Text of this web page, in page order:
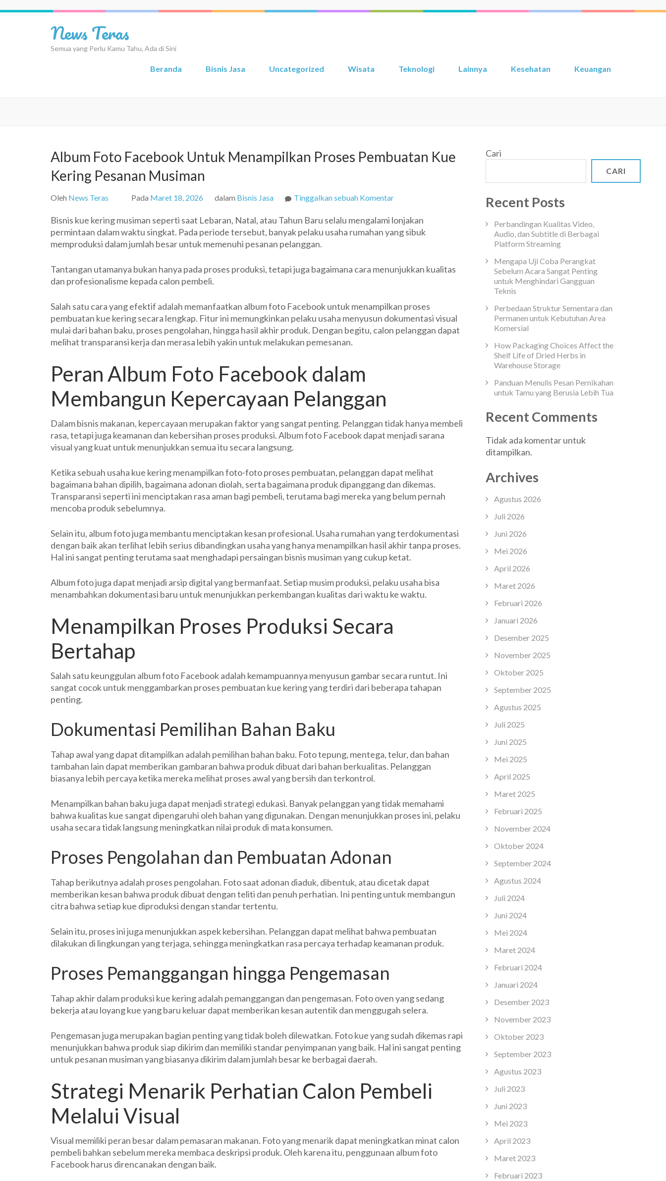
News Teras
Semua yang Perlu Kamu Tahu, Ada di Sini
Beranda Bisnis Jasa Uncategorized Wisata Teknologi Lainnya Kesehatan Keuangan
Album Foto Facebook Untuk Menampilkan Proses Pembuatan Kue
Kering Pesanan Musiman
Oleh News Teras Pada Maret 18, 2026 dalam Bisnis Jasa Tinggalkan sebuah Komentarpada
Foto
Facebook
Proses
Kering
Pesanan
Musiman
Bisnis kue kering musiman seperti saat Lebaran, Natal, atau Tahun Baru selalu mengalami lonjakan
permintaan dalam waktu singkat. Pada periode tersebut, banyak pelaku usaha rumahan yang sibuk
memproduksi dalam jumlah besar untuk memenuhi pesanan pelanggan.
Tantangan utamanya bukan hanya pada proses produksi, tetapi juga bagaimana cara menunjukkan kualitas
dan profesionalisme kepada calon pembeli.
Salah satu cara yang efektif adalah memanfaatkan album foto Facebook untuk menampilkan proses
pembuatan kue kering secara lengkap. Fitur ini memungkinkan pelaku usaha menyusun dokumentasi visual
mulai dari bahan baku, proses pengolahan, hingga hasil akhir produk. Dengan begitu, calon pelanggan dapat
melihat transparansi kerja dan merasa lebih yakin untuk melakukan pemesanan.
Peran Album Foto Facebook dalam
Membangun Kepercayaan Pelanggan
Dalam bisnis makanan, kepercayaan merupakan faktor yang sangat penting. Pelanggan tidak hanya membeli
rasa, tetapi juga keamanan dan kebersihan proses produksi. Album foto Facebook dapat menjadi sarana
visual yang kuat untuk menunjukkan semua itu secara langsung.
Ketika sebuah usaha kue kering menampilkan foto-foto proses pembuatan, pelanggan dapat melihat
bagaimana bahan dipilih, bagaimana adonan diolah, serta bagaimana produk dipanggang dan dikemas.
Transparansi seperti ini menciptakan rasa aman bagi pembeli, terutama bagi mereka yang belum pernah
mencoba produk sebelumnya.
Selain itu, album foto juga membantu menciptakan kesan profesional. Usaha rumahan yang terdokumentasi
dengan baik akan terlihat lebih serius dibandingkan usaha yang hanya menampilkan hasil akhir tanpa proses.
Hal ini sangat penting terutama saat menghadapi persaingan bisnis musiman yang cukup ketat.
Album foto juga dapat menjadi arsip digital yang bermanfaat. Setiap musim produksi, pelaku usaha bisa
menambahkan dokumentasi baru untuk menunjukkan perkembangan kualitas dari waktu ke waktu.
Menampilkan Proses Produksi Secara
Bertahap
Salah satu keunggulan album foto Facebook adalah kemampuannya menyusun gambar secara runtut. Ini
sangat cocok untuk menggambarkan proses pembuatan kue kering yang terdiri dari beberapa tahapan
penting.
Dokumentasi Pemilihan Bahan Baku
Tahap awal yang dapat ditampilkan adalah pemilihan bahan baku. Foto tepung, mentega, telur, dan bahan
tambahan lain dapat memberikan gambaran bahwa produk dibuat dari bahan berkualitas. Pelanggan
biasanya lebih percaya ketika mereka melihat proses awal yang bersih dan terkontrol.
Menampilkan bahan baku juga dapat menjadi strategi edukasi. Banyak pelanggan yang tidak memahami
bahwa kualitas kue sangat dipengaruhi oleh bahan yang digunakan. Dengan menunjukkan proses ini, pelaku
usaha secara tidak langsung meningkatkan nilai produk di mata konsumen.
Proses Pengolahan dan Pembuatan Adonan
Tahap berikutnya adalah proses pengolahan. Foto saat adonan diaduk, dibentuk, atau dicetak dapat
memberikan kesan bahwa produk dibuat dengan teliti dan penuh perhatian. Ini penting untuk membangun
citra bahwa setiap kue diproduksi dengan standar tertentu.
Selain itu, proses ini juga menunjukkan aspek kebersihan. Pelanggan dapat melihat bahwa pembuatan
dilakukan di lingkungan yang terjaga, sehingga meningkatkan rasa percaya terhadap keamanan produk.
Proses Pemanggangan hingga Pengemasan
Tahap akhir dalam produksi kue kering adalah pemanggangan dan pengemasan. Foto oven yang sedang
bekerja atau loyang kue yang baru keluar dapat memberikan kesan autentik dan menggugah selera.
Pengemasan juga merupakan bagian penting yang tidak boleh dilewatkan. Foto kue yang sudah dikemas rapi
menunjukkan bahwa produk siap dikirim dan memiliki standar penyimpanan yang baik. Hal ini sangat penting
untuk pesanan musiman yang biasanya dikirim dalam jumlah besar ke berbagai daerah.
Strategi Menarik Perhatian Calon Pembeli
Melalui Visual
Visual memiliki peran besar dalam pemasaran makanan. Foto yang menarik dapat meningkatkan minat calon
pembeli bahkan sebelum mereka membaca deskripsi produk. Oleh karena itu, penggunaan album foto
Facebook harus direncanakan dengan baik.
Cari
CARI
Recent Posts
Perbandingan Kualitas Video,
Audio, dan Subtitle di Berbagai
Platform Streaming
Mengapa Uji Coba Perangkat
Sebelum Acara Sangat Penting
untuk Menghindari Gangguan
Teknis
Perbedaan Struktur Sementara dan
Permanen untuk Kebutuhan Area
Komersial
How Packaging Choices Affect the
Shelf Life of Dried Herbs in
Warehouse Storage
Panduan Menulis Pesan Pernikahan
untuk Tamu yang Berusia Lebih Tua
Recent Comments
Tidak ada komentar untuk
ditampilkan.
Archives
Agustus 2026
Juli 2026
Juni 2026
Mei 2026
April 2026
Maret 2026
Februari 2026
Januari 2026
Desember 2025
November 2025
Oktober 2025
September 2025
Agustus 2025
Juli 2025
Juni 2025
Mei 2025
April 2025
Maret 2025
Februari 2025
November 2024
Oktober 2024
September 2024
Agustus 2024
Juli 2024
Juni 2024
Mei 2024
Maret 2024
Februari 2024
Januari 2024
Desember 2023
November 2023
Oktober 2023
September 2023
Agustus 2023
Juli 2023
Juni 2023
Mei 2023
April 2023
Maret 2023
Februari 2023